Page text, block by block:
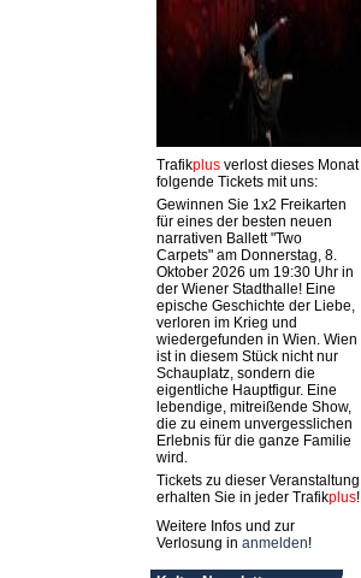
Trafikplusverlost dieses Monat
folgende Tickets mit uns:
Gewinnen Sie 1x2 Freikarten
für eines der besten neuen
narrativen Ballett "Two
Carpets" am Donnerstag, 8.
Oktober 2026 um 19:30 Uhr in
der Wiener Stadthalle! Eine
epische Geschichte der Liebe,
verloren im Krieg und
wiedergefunden in Wien. Wien
ist in diesem Stück nicht nur
Schauplatz, sondern die
eigentliche Hauptfigur. Eine
lebendige, mitreißende Show,
die zu einem unvergesslichen
Erlebnis für die ganze Familie
wird.
Tickets zu dieser Veranstaltung
erhalten Sie in jeder Trafikplus!
Weitere Infos und zur
Verlosung in anmelden!